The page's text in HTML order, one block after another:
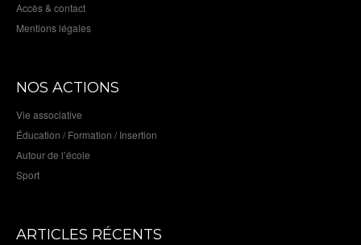
Accès & contact
Mentions légales
NOS ACTIONS
Vie associative
Éducation / Formation / Insertion
Autour de l’école
Sport
ARTICLES RÉCENTS